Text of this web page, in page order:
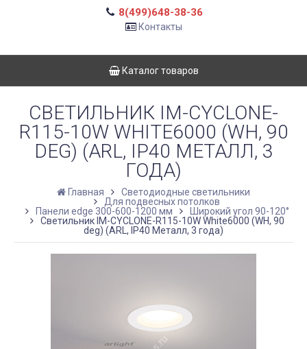
8(499)648-38-36
Контакты
Каталог товаров
СВЕТИЛЬНИК IM-CYCLONE-
R115-10W WHITE6000 (WH, 90
DEG) (ARL, IP40 МЕТАЛЛ, 3
ГОДА)
Главная
Светодиодные светильники
Для подвесных потолков
Панели edge 300-600-1200 мм
Широкий угол 90-120°
Светильник IM-CYCLONE-R115-10W White6000 (WH, 90
deg) (ARL, IP40 Металл, 3 года)